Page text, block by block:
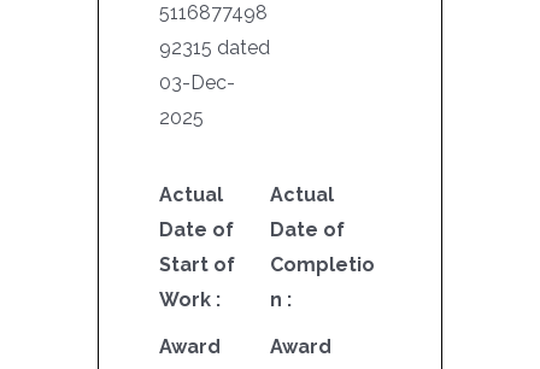
5116877498
92315 dated
03-Dec-
2025
Actual
Date of
Start of
Work :
Actual
Date of
Completio
n :
Award
Award